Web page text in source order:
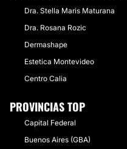
Dra. Stella Maris Maturana
Dra. Rosana Rozic
Dermashape
Estetica Montevideo
Centro Calia
PROVINCIAS TOP
Capital Federal
Buenos Aires (GBA)